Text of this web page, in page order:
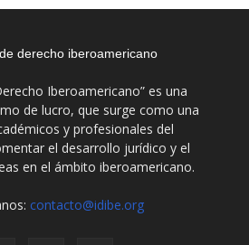
Iberoamericano” es una
de lucro, que surge como una
y profesionales del
el desarrollo jurídico y el
en el ámbito iberoamericano.
contacto@idibe.org